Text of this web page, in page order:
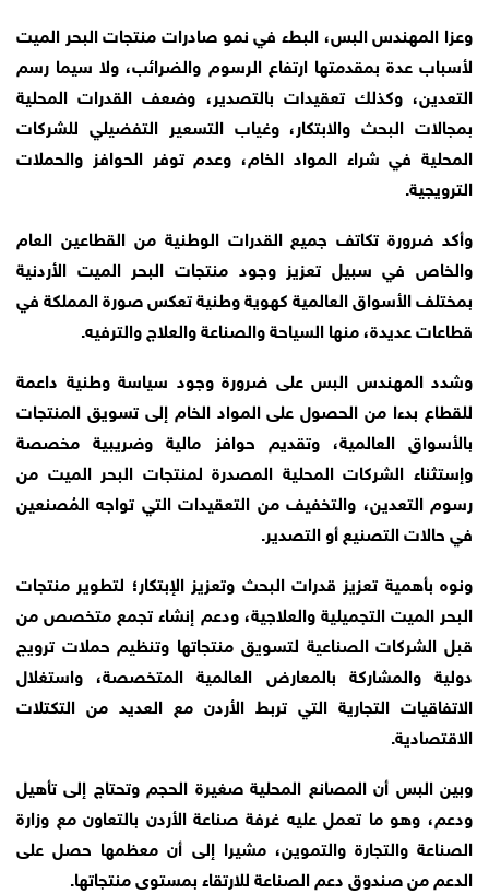
وعزا المهندس البس، البطء في نمو صادرات منتجات البحر الميت
لأسباب عدة بمقدمتها ارتفاع الرسوم والضرائب، ولا سيما رسم
التعدين، وكذلك تعقيدات بالتصدير، وضعف القدرات المحلية
بمجالات البحث والابتكار، وغياب التسعير التفضيلي للشركات
المحلية في شراء المواد الخام، وعدم توفر الحوافز والحملات
الترويجية.
وأكد ضرورة تكاتف جميع القدرات الوطنية من القطاعين العام
والخاص في سبيل تعزيز وجود منتجات البحر الميت الأردنية
بمختلف الأسواق العالمية كهوية وطنية تعكس صورة المملكة في
قطاعات عديدة، منها السياحة والصناعة والعلاج والترفيه.
وشدد المهندس البس على ضرورة وجود سياسة وطنية داعمة
للقطاع بدءا من الحصول على المواد الخام إلى تسويق المنتجات
بالأسواق العالمية، وتقديم حوافز مالية وضريبية مخصصة
وإستثناء الشركات المحلية المصدرة لمنتجات البحر الميت من
رسوم التعدين، والتخفيف من التعقيدات التي تواجه المُصنعين
في حالات التصنيع أو التصدير.
ونوه بأهمية تعزيز قدرات البحث وتعزيز الإبتكار؛ لتطوير منتجات
البحر الميت التجميلية والعلاجية، ودعم إنشاء تجمع متخصص من
قبل الشركات الصناعية لتسويق منتجاتها وتنظيم حملات ترويج
دولية والمشاركة بالمعارض العالمية المتخصصة، واستغلال
الاتفاقيات التجارية التي تربط الأردن مع العديد من التكتلات
الاقتصادية.
وبين البس أن المصانع المحلية صغيرة الحجم وتحتاج إلى تأهيل
ودعم، وهو ما تعمل عليه غرفة صناعة الأردن بالتعاون مع وزارة
الصناعة والتجارة والتموين، مشيرا إلى أن معظمها حصل على
الدعم من صندوق دعم الصناعة للارتقاء بمستوى منتجاتها.